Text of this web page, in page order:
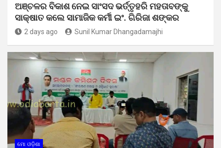
ଅଞ୍ଚଳର ବିକାଶ ନେଇ ସାଂସଦ ଭର୍ତ୍ତୃହରି ମହତାବଙ୍କୁ
ସାକ୍ଷାତ କଲେ ସାମାଜିକ କର୍ମୀ ଇଂ. ଗିରିଜା ଶଙ୍କର
2 days ago Sunil Kumar Dhangadamajhi
ମୋ ଓଡ଼ିଶା